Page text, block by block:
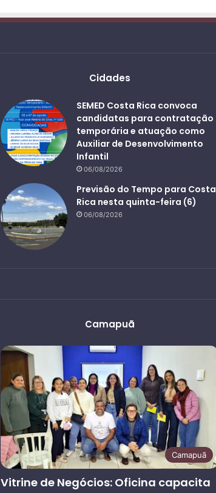
Cidades
SEMED Costa Rica convoca
candidatas para contratação
temporária e atuação como
Auxiliar de Desenvolvimento
Infantil
06/08/2026
Previsão do Tempo para Costa
Rica nesta quinta-feira (6)
06/08/2026
Camapuã
Camapuã
Vitrine de Negócios: Oficina capacita